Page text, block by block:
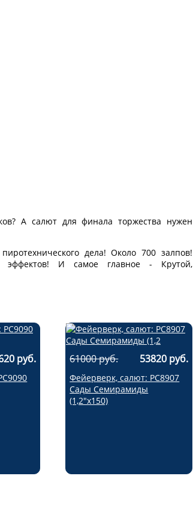
А салют для финала торжества нужен
дела! Около 700 залпов!
эффектов! И самое главное - Крутой,
руб. 61000 руб. 53820 руб.
Фейерверк, салют: РС8907
Сады Семирамиды
(1,2"х150)